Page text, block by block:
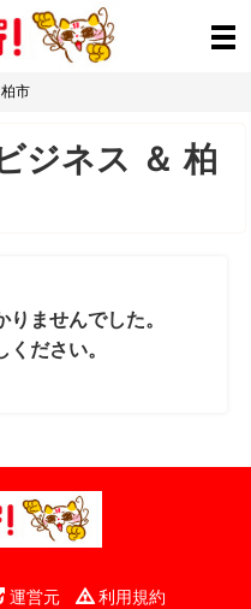
柏市
ジネス ＆柏
ませんでした。
ださい。
運営元
利用規約